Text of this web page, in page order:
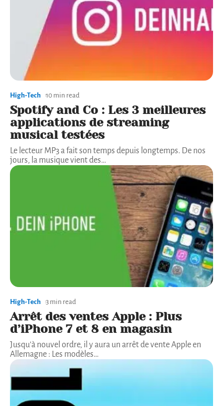
High-Tech 10 min read
Spotify and Co : Les 3 meilleures
applications de streaming
musical testées
Le lecteur MP3 a fait son temps depuis longtemps. De nos
jours, la musique vient des…
High-Tech 3 min read
Arrêt des ventes Apple : Plus
d’iPhone 7 et 8 en magasin
Jusqu'à nouvel ordre, il y aura un arrêt de vente Apple en
Allemagne : Les modèles…